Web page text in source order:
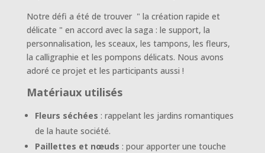
Notre défi a été de trouver " la création rapide et
délicate " en accord avec la saga : le support, la
personnalisation, les sceaux, les tampons, les fleurs,
la calligraphie et les pompons délicats. Nous avons
adoré ce projet et les participants aussi !
Matériaux utilisés
Fleurs séchées : rappelant les jardins romantiques
de la haute société.
Paillettes et nœuds : pour apporter une touche